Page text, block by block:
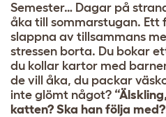
Semester… Dagar på
åka till sommarstugan.
slappna av tillsammans
stressen borta. Du bokar
du kollar kartor med
de vill åka, du packar
inte glömt något?
katten? Ska han följa